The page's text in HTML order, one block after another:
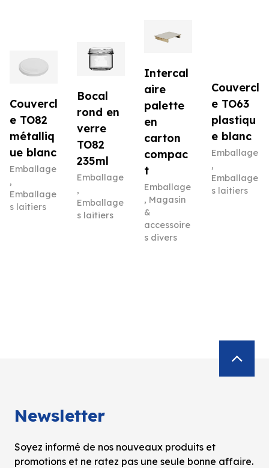
Couvercl
e TO82
métalliq
ue blanc
Emballage
,
Emballage
s laitiers
Bocal
rond en
verre
TO82
235ml
Emballage
,
Emballage
s laitiers
Intercal
aire
palette
en
carton
compac
t
Emballage
, Magasin
&
accessoire
s divers
Couvercl
e TO63
plastiqu
e blanc
Emballage
,
Emballage
s laitiers
Newsletter
Soyez informé de nos nouveaux produits et
promotions et ne ratez pas une seule bonne affaire.